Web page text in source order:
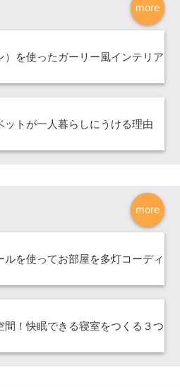
more
）を使ったガーリー風インテリア
ットが一人暮らしにうける理由
more
ルを使ってお部屋を多灯コーディ
間！快眠できる寝室をつくる３つ